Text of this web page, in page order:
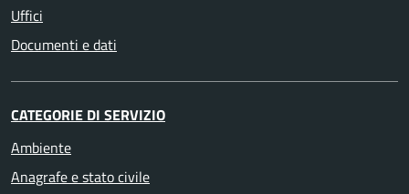
Uffici
Documenti e dati
CATEGORIE DI SERVIZIO
Ambiente
Anagrafe e stato civile